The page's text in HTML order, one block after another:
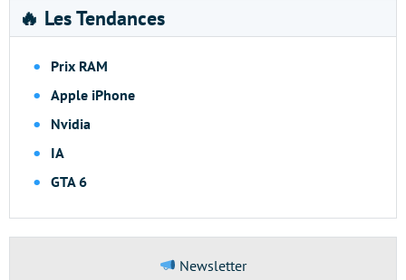
🔥 Les Tendances
Prix RAM
Apple iPhone
Nvidia
IA
GTA 6
Newsletter